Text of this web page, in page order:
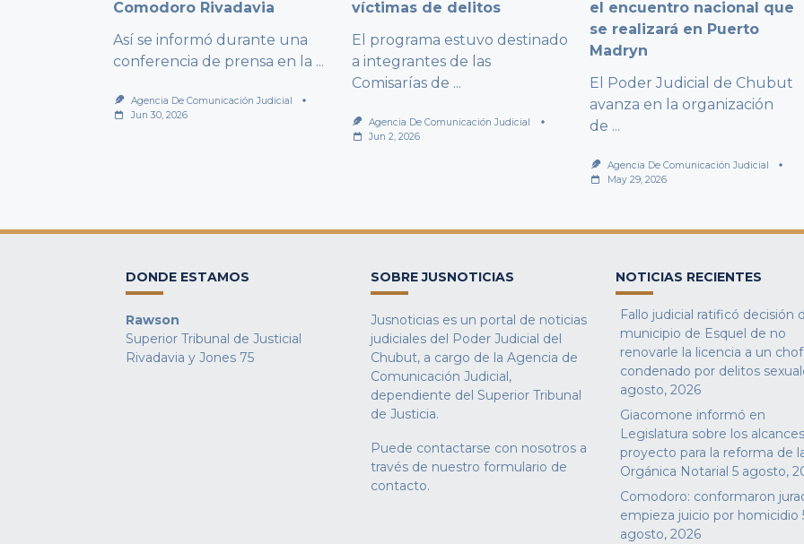
Comodoro Rivadavia
Así se informó durante una
conferencia de prensa en la ...
Agencia De Comunicación Judicial
Jun 30, 2026
víctimas de delitos
El programa estuvo destinado
a integrantes de las
Comisarías de ...
Agencia De Comunicación Judicial
Jun 2, 2026
el encuentro nacional que
se realizará en Puerto
Madryn
El Poder Judicial de Chubut
avanza en la organización
de ...
Agencia De Comunicación Judicial
May 29, 2026
DONDE ESTAMOS
Rawson
Superior Tribunal de Justicial
Rivadavia y Jones 75
SOBRE JUSNOTICIAS
Jusnoticias es un portal de noticias
judiciales del Poder Judicial del
Chubut, a cargo de la Agencia de
Comunicación Judicial,
dependiente del Superior Tribunal
de Justicia.
Puede contactarse con nosotros a
través de nuestro formulario de
contacto.
NOTICIAS RECIENTES
Fallo judicial ratificó decisión
municipio de Esquel de no
renovarle la licencia a un
condenado por delitos
agosto, 2026
Giacomone informó en
Legislatura sobre los
proyecto para la reforma de
Orgánica Notarial 5 agosto,
Comodoro: conformaron
empieza juicio por homicidio
agosto, 2026